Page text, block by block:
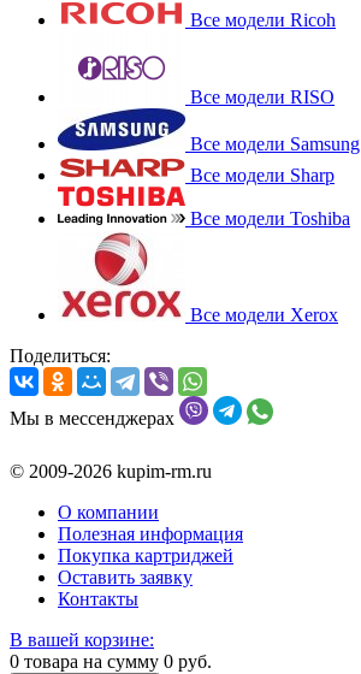
Все модели Ricoh
Все модели RISO
Все модели Samsung
Все модели Sharp
Все модели Toshiba
Все модели Xerox
Поделиться:
Мы в мессенджерах
© 2009-2026 kupim-rm.ru
О компании
Полезная информация
Покупка картриджей
Оставить заявку
Контакты
В вашей корзине:
0 товара на сумму 0 руб.